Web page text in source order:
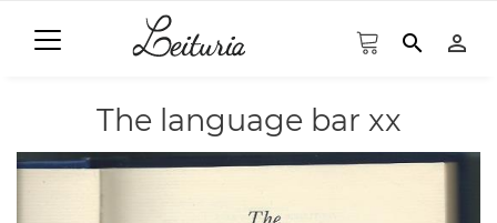
search person_outline
The language bar xx